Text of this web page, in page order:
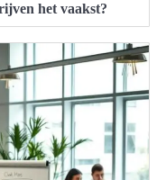
het vaakst?